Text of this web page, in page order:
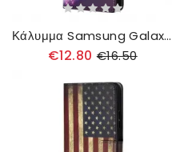
Κάλυμμα Samsung Galaxy A13 5G Πεταλούδες Και Λουλούδια
€12.80 €16.50